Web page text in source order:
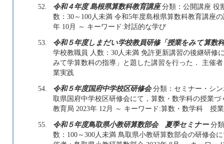
52.
令和４年度 島根県算数科教育講座分類：公開講座 役
数：30～100人未満 令和5年度島根県算数科教育講座
年 10月 ～ キーワード:対話的な学び
53.
令和５年度しまだい学校教員研修「授業をみて算数
学校教職員 人数：30人未満 免許更新講習の後継研修
みて学算数科の指導」と題した講習を行った． 主催
業実践
54.
令和５年度国府中学校区研修会分類：セミナー・シン
取県国府中学校区研修会にて，算数・数学科の授業
教育局 2023年 12月 ～ キーワード:算数・数学科 授
55.
令和５年度鳥取県小教研算数部会 夏季セミナー分
数：100～300人未満 鳥取県小教研算数部会の研修会